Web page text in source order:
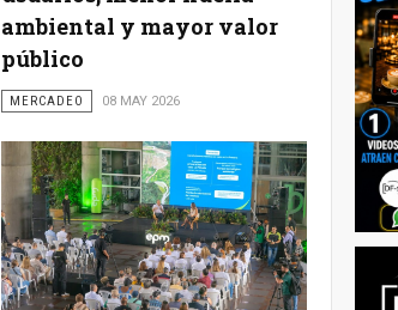
ambiental y mayor valor
público
MERCADEO 08 MAY 2026